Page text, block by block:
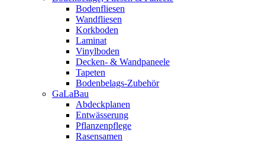
Bodenfliesen
Wandfliesen
Korkboden
Laminat
Vinylboden
Decken- & Wandpaneele
Tapeten
Bodenbelags-Zubehör
GaLaBau
Abdeckplanen
Entwässerung
Pflanzenpflege
Rasensamen